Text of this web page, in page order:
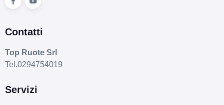
Contatti
Top Ruote Srl
Tel.0294754019
Servizi